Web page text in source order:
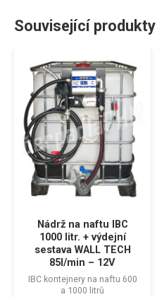
Související produkty
Nádrž na naftu IBC
1000 litr. + výdejní
sestava WALL TECH
85l/min – 12V
IBC kontejnery na naftu 600
a 1000 litrů